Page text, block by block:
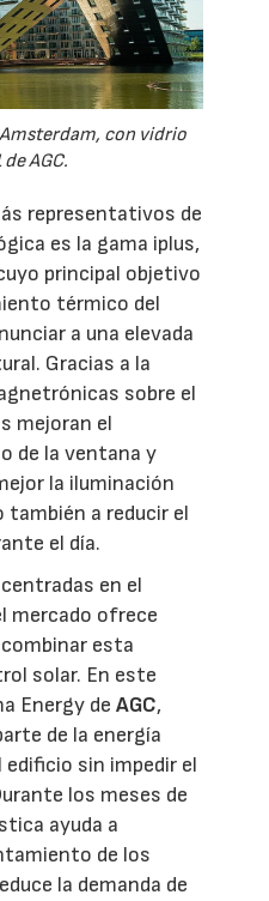
con vidrio
AGC.
representativos de
es la gama iplus,
principal objetivo
térmico del
a una elevada
Gracias a la
sobre el
mejoran el
de la ventana y
la iluminación
a reducir el
el día.
en el
mercado ofrece
esta
solar. En este
Energy de AGC,
de la energía
edificio sin impedir el
los meses de
ayuda a
de los
la demanda de